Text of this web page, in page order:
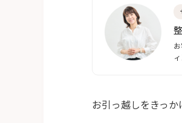
お引っ越しをきっ